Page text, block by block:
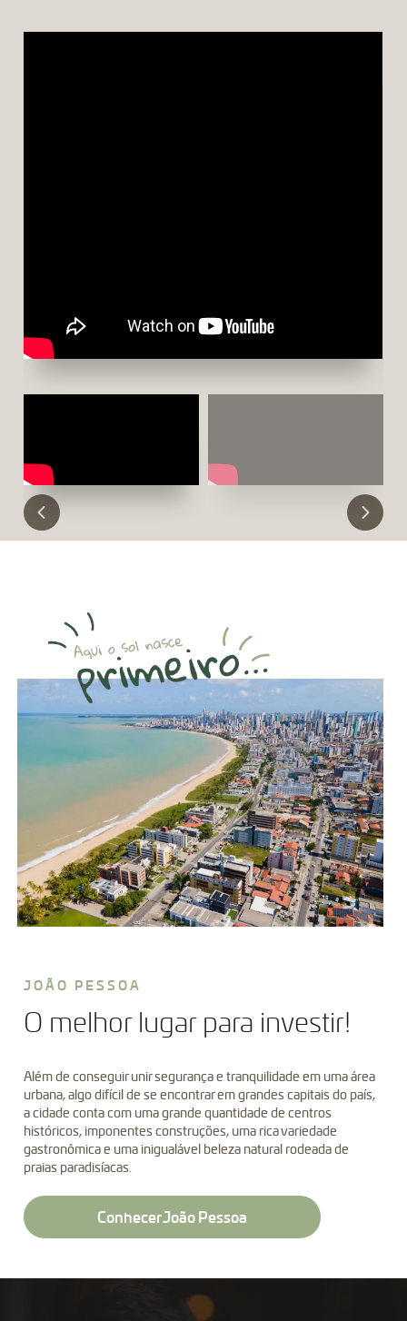
JOÃO PESSOA
O melhor lugar para investir!
Além de conseguir unir segurança e tranquilidade em uma área
urbana, algo difícil de se encontrar em grandes capitais do país,
a cidade conta com uma grande quantidade de centros
históricos, imponentes construções, uma rica variedade
gastronômica e uma inigualável beleza natural rodeada de
praias paradisíacas.
Conhecer João Pessoa